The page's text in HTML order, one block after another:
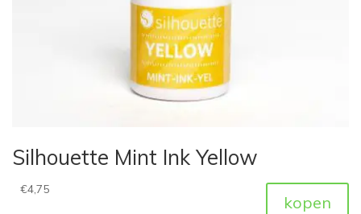
Silhouette Mint Ink Yellow
€4,75
kopen